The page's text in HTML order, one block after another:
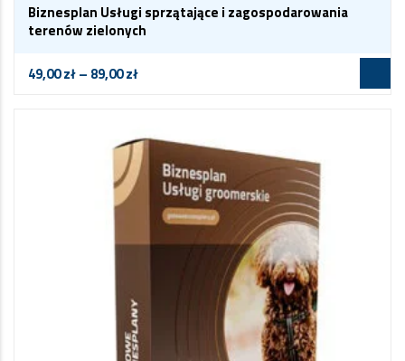
Biznesplan Usługi sprzątające i zagospodarowania
terenów zielonych
49,00zł– 89,00zł